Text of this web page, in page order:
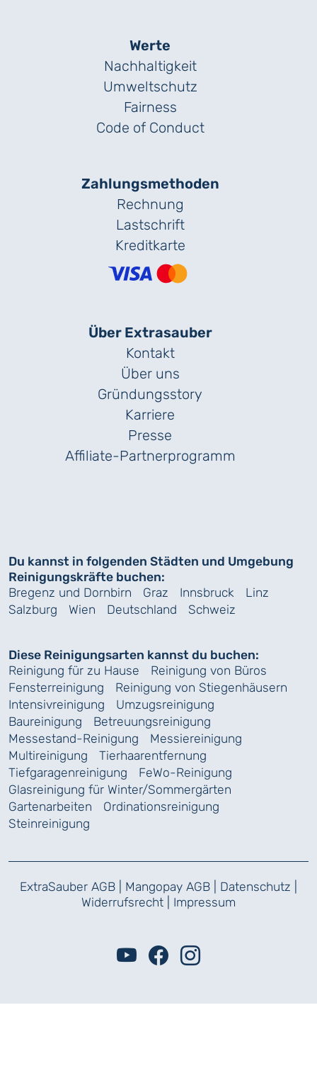
Werte
Nachhaltigkeit
Umweltschutz
Fairness
Code of Conduct
Zahlungs­methoden
Rechnung
Lastschrift
Kreditkarte
Über Extrasauber
Kontakt
Über uns
Gründungs­story
Karriere
Presse
Affiliate-Partnerprogramm
Du kannst in folgenden Städten und Umgebung
Reinigungskräfte buchen:
Bregenz und Dornbirn
Graz Innsbruck
Linz
Salzburg
Wien Deutschland Schweiz
Diese Reinigungsarten kannst du buchen:
Reinigung für zu Hause
Reinigung von Büros
Fensterreinigung
Reinigung von Stiegenhäusern
Intensivreinigung
Umzugsreinigung
Baureinigung
Betreuungsreinigung
Messestand-Reinigung
Messiereinigung
Multireinigung
Tierhaarentfernung
Tiefgaragenreinigung
FeWo-Reinigung
Glasreinigung für Winter/Sommergärten
Gartenarbeiten
Ordinationsreinigung
Steinreinigung
ExtraSauber AGB Mangopay AGB Datenschutz
Widerrufsrecht
Impressum